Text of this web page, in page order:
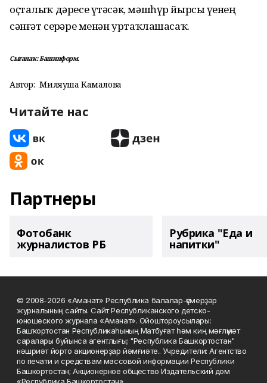
оҫталыҡ дәресе үтәсәк, мәшһүр йырсы үҙенең
сәнғәт серҙәре менән уртаҡлашасаҡ.
Сығанаҡ: Башинформ.
Автор: Миляуша Камалова
Читайте нас
Партнеры
Фотобанк
журналистов РБ
Рубрика "Еда и
напитки"
© 2008-2026 «Аманат» Республика балалар-үҫмерҙәр
журналының сайты. Сайт Республиканского детско-
юношеского журнала «Аманат». Ойоштороусылары:
Башҡортостан Республикаһының Матбуғат һәм киң мәғлүмәт
саралары буйынса агентлығы; "Республика Башкортостан"
нәшриәт йорто акционерҙар йәмғиәте.. Учредители: Агентство
по печати и средствам массовой информации Республики
Башкортостан; Акционерное общество Издательский дом